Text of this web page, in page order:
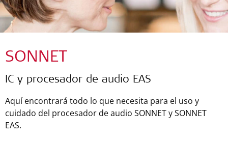
SONNET
IC y procesador de audio EAS
Aquí encontrará todo lo que necesita para el uso y
cuidado del procesador de audio SONNET y SONNET
EAS.